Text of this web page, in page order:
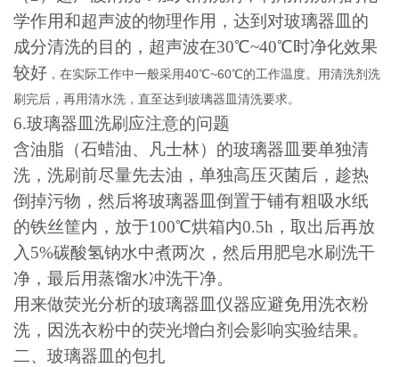
学作用和超声波的物理作用，达到对玻璃器皿的
成分清洗的目的，超声波在30℃~40℃时净化效果
较好 ，在实际工作中一般采用40℃~60℃的工作温度。用清洗剂洗
刷完后，再用清水洗，直至达到玻璃器皿清洗要求。
6.玻璃器皿洗刷应注意的问题
含油脂（石蜡油、凡士林）的玻璃器皿要单独清
洗，洗刷前尽量先去油，单独高压灭菌后，趁热
倒掉污物，然后将玻璃器皿倒置于铺有粗吸水纸
的铁丝筐内，放于100℃烘箱内0.5h ，取出后再放
入 5%碳酸氢钠水中煮两次，然后用肥皂水刷洗干
净，最后用蒸馏水冲洗干净。
用来做荧光分析的玻璃器皿仪器应避免用洗衣粉
洗，因洗衣粉中的荧光增白剂会影响实验结果。
二、玻璃器皿的包扎